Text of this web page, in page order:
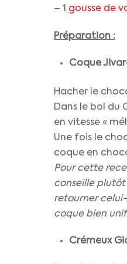
– 1 gousse de
Préparation :
Coque
Hacher le
Dans le bol du
en vitesse «
Une fois le
coque en
Pour cette
conseille plutôt
retourner
coque bien
Crémeux